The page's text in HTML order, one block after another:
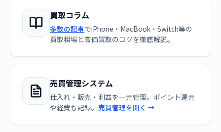
買取コラム
多数の記事でiPhone・MacBook・Switch等の
買取相場と高価買取のコツを徹底解説。
売買管理システム
仕入れ・販売・利益を一元管理。ポイント還元
や経費も記録。 売買管理を開く →